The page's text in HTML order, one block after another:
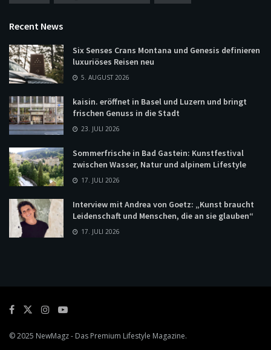
Recent News
Six Senses Crans Montana und Genesis definieren
luxuriöses Reisen neu
5. AUGUST 2026
kaisin. eröffnet in Basel und Luzern und bringt
frischen Genuss in die Stadt
23. JULI 2026
Sommerfrische in Bad Gastein: Kunstfestival
zwischen Wasser, Natur und alpinem Lifestyle
17. JULI 2026
Interview mit Andrea von Goetz: „Kunst braucht
Leidenschaft und Menschen, die an sie glauben“
17. JULI 2026
© 2025 NewMagz- Das Premium Lifestyle Magazine.